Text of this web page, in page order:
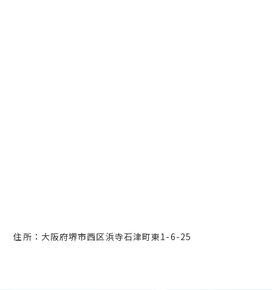
住所：大阪府堺市西区浜寺石津町東1-6-25